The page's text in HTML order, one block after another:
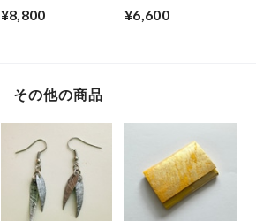
¥8,800
M
¥6,600
その他の商品